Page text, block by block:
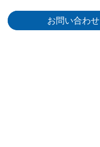
お問い合わせ